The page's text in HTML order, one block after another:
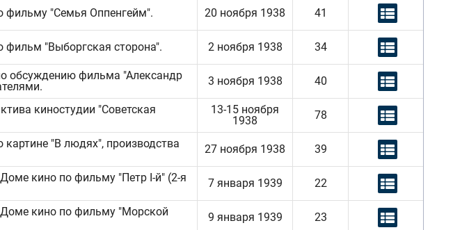
фильму "Семья Оппенгейм". 20 ноября 1938 41
фильм "Выборгская сторона". 2 ноября 1938 34
обсуждению фильма "Александр
3 ноября 1938 40
киностудии "Советская
13-15 ноября
1938
78
"В людях", производства
27 ноября 1938 39
кино по фильму "Петр I-й" (2-я
7 января 1939 22
кино по фильму "Морской
9 января 1939 23